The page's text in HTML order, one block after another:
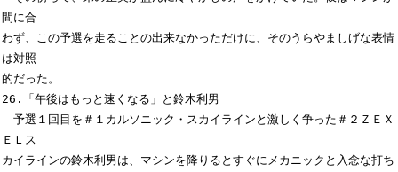
間に合
わず、この予選を走ることの出来なかっただけに、そのうらやましげな表情
は対照
的だった。
26.「午後はもっと速くなる」と鈴木利男
予選１回目を＃１カルソニック・スカイラインと激しく争った＃２ＺＥＸ
ＥＬス
カイラインの鈴木利男は、マシンを降りるとすぐにメカニックと入念な打ち